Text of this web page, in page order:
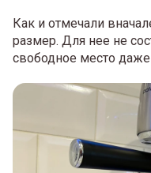
Как и отмечали
размер. Для нее не
свободное место